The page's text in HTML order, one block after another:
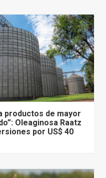
productos de mayor
Oleaginosa Raatz
por US$ 40